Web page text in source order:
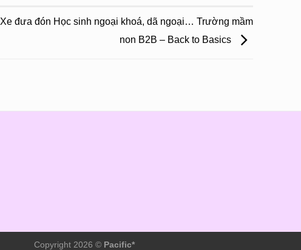
Xe đưa đón Học sinh ngoại khoá, dã ngoại… Trường mầm
non B2B – Back to Basics
Copyright 2026 © Pacific*